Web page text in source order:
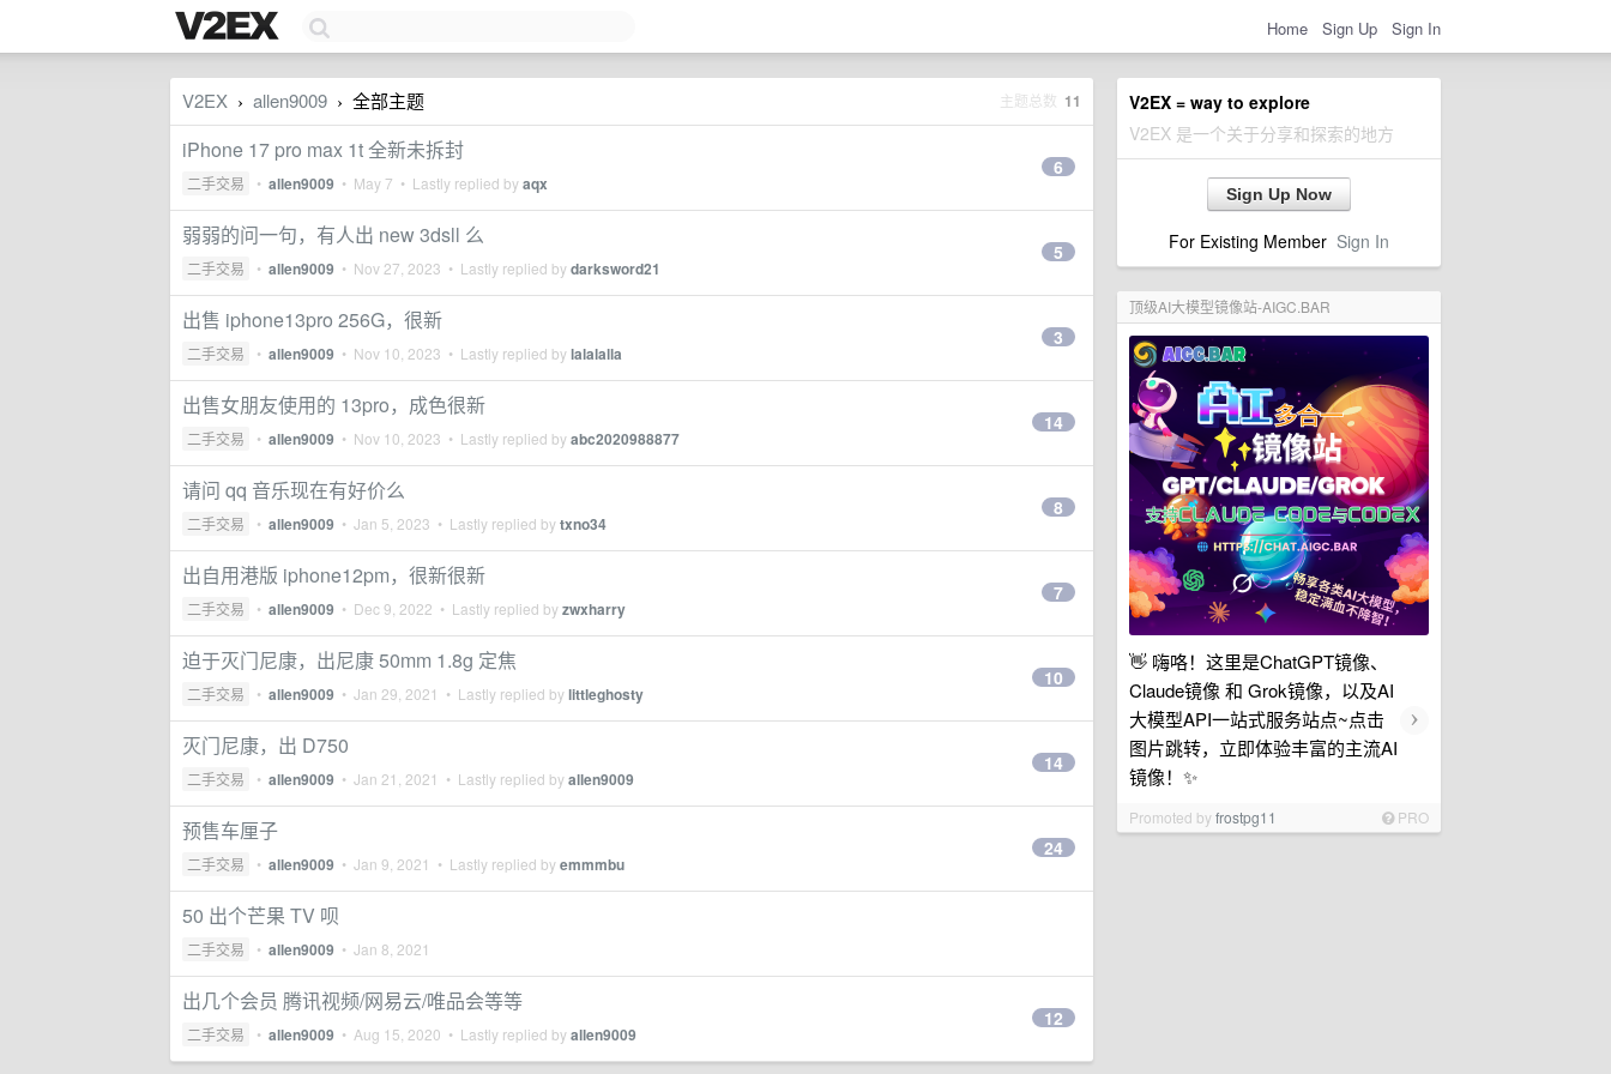
Home Sign Up Sign In
V2EX = way to explore
V2EX 是一个关于分享和探索的地方
Sign Up Now
For Existing Member Sign In
顶级AI大模型镜像站-AIGC.BAR
👋 嗨咯！这里是ChatGPT镜像、
Claude镜像 和 Grok镜像，以及AI
大模型API一站式服务站点~点击
图片跳转，立即体验丰富的主流AI
镜像！✨
›
Promoted byfrostpg11 PRO
V2EX › allen9009 › 全部主题 主题总数 11
iPhone 17 pro max 1t 全新未拆封
二手交易 • allen9009 • May 7 • Lastly replied byaqx
6
弱弱的问一句，有人出 new 3dsll 么
二手交易 • allen9009 • Nov 27, 2023 • Lastly replied bydarksword21
5
出售 iphone13pro 256G，很新
二手交易 • allen9009 • Nov 10, 2023 • Lastly replied bylalalalla
3
出售女朋友使用的 13pro，成色很新
二手交易 • allen9009 • Nov 10, 2023 • Lastly replied byabc2020988877
14
请问 qq 音乐现在有好价么
二手交易 • allen9009 • Jan 5, 2023 • Lastly replied bytxno34
8
出自用港版 iphone12pm，很新很新
二手交易 • allen9009 • Dec 9, 2022 • Lastly replied byzwxharry
7
迫于灭门尼康，出尼康 50mm 1.8g 定焦
二手交易 • allen9009 • Jan 29, 2021 • Lastly replied bylittleghosty
10
灭门尼康，出 D750
二手交易 • allen9009 • Jan 21, 2021 • Lastly replied byallen9009
14
预售车厘子
二手交易 • allen9009 • Jan 9, 2021 • Lastly replied byemmmbu
24
50 出个芒果 TV 呗
二手交易 • allen9009 • Jan 8, 2021
出几个会员 腾讯视频/网易云/唯品会等等
二手交易 • allen9009 • Aug 15, 2020 • Lastly replied byallen9009
12